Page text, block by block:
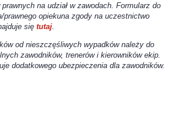
na udział w zawodach. Formularz do
prawnego opiekuna zgody na uczestnictwo
siętutaj
od nieszczęśliwych wypadków należy do
zawodników, trenerów i kierowników ekip.
dodatkowego ubezpieczenia dla zawodników.